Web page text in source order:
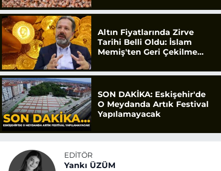
Altın Fiyatlarında Zirve
Tarihi Belli Oldu: İslam
Memiş'ten Geri Çekilme
SON DAKİKA: Eskişehir'de
O Meydanda Artık Festival
Yapılamayacak
EDITÖR
Yankı ÜZÜM